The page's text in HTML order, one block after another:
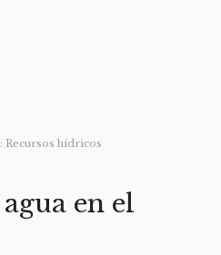
Recursos hídricos
en el